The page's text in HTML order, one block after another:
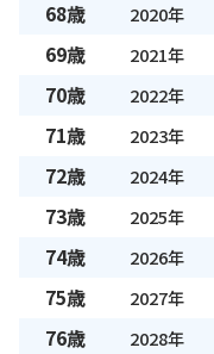
68歳 2020年
69歳 2021年
70歳 2022年
71歳 2023年
72歳 2024年
73歳 2025年
74歳 2026年
75歳 2027年
76歳 2028年